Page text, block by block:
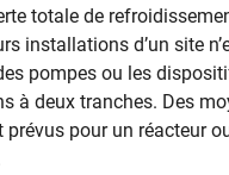
totale de
installations d’un site
pompes ou les
à deux tranches. Des
prévus pour un réacteur